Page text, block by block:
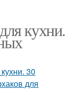
кухни.